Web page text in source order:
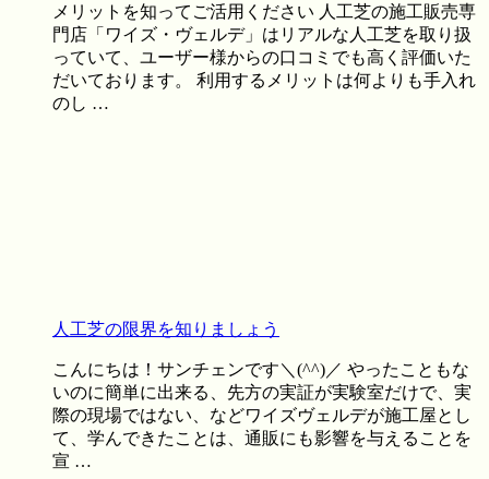
メリットを知ってご活用ください 人工芝の施工販売専
門店「ワイズ・ヴェルデ」はリアルな人工芝を取り扱
っていて、ユーザー様からの口コミでも高く評価いた
だいております。 利用するメリットは何よりも手入れ
のし …
人工芝の限界を知りましょう
こんにちは！サンチェンです＼(^^)／ やったこともな
いのに簡単に出来る、先方の実証が実験室だけで、実
際の現場ではない、などワイズヴェルデが施工屋とし
て、学んできたことは、通販にも影響を与えることを
宣 …